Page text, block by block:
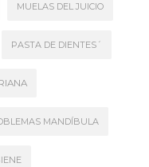
MUELAS DEL JUICIO
PASTA DE DIENTES´
MANDÍBULA